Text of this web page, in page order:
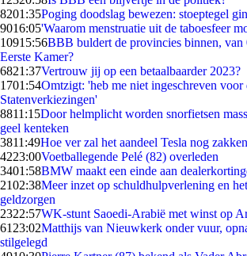
8201:35Poging doodslag bewezen: stoeptegel
9016:05'Waarom menstruatie uit de taboesfeer
10915:56BBB buldert de provincies binnen, van
Eerste Kamer?
6821:37Vertrouw jij op een betaalbaarder 2023?
1701:54Omtzigt: 'heb me niet ingeschreven voor
Statenverkiezingen'
8811:15Door helmplicht worden snorfietsen
geel kenteken
3811:49Hoe ver zal het aandeel Tesla nog
4223:00Voetballegende Pelé (82) overleden
3401:58BMW maakt een einde aan
2102:38Meer inzet op schuldhulpverlening en
geldzorgen
2322:57WK-stunt Saoedi-Arabië met winst op
61 23:02Matthijs van Nieuwkerk onder vuur,
stilgelegd